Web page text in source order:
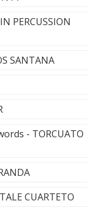
PERCUSSION
SANTANA
- TORCUATO
CUARTETO